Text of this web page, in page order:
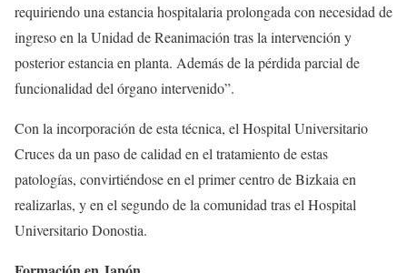
requiriendo una estancia hospitalaria prolongada con necesidad de
ingreso en la Unidad de Reanimación tras la intervención y
posterior estancia en planta. Además de la pérdida parcial de
funcionalidad del órgano intervenido”.
Con la incorporación de esta técnica, el Hospital Universitario
Cruces da un paso de calidad en el tratamiento de estas
patologías, convirtiéndose en el primer centro de Bizkaia en
realizarlas, y en el segundo de la comunidad tras el Hospital
Universitario Donostia.